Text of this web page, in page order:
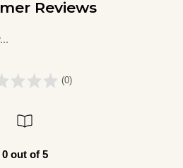
Reviews
(0)
0 out of 5